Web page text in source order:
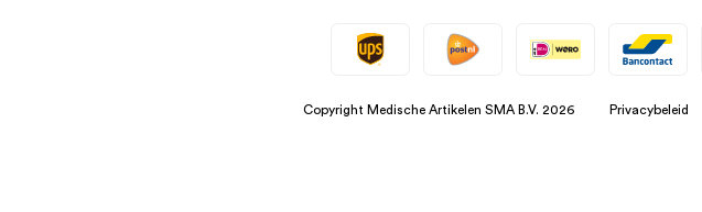
Copyright Medische Artikelen SMA B.V. 2026 Privacybeleid